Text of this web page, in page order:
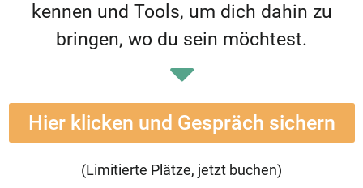
kennen und Tools, um dich dahin zu
bringen, wo du sein möchtest.
Hier klicken und Gespräch sichern
(Limitierte Plätze, jetzt buchen)